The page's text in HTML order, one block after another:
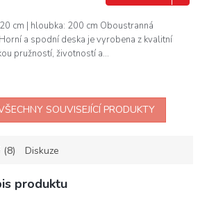
cm | hloubka: 200 cm Oboustranná
a spodní deska je vyrobena z kvalitní
pružností, životností a...
SOUVISEJÍCÍ PRODUKTY
(8) Diskuze
produktu